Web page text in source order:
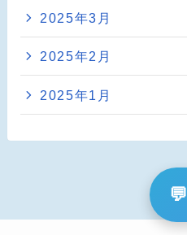
2025年3月
2025年2月
2025年1月
💬